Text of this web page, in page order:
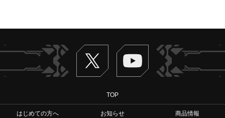
Twitter ヴァンガードch
TOP
はじめての方へ お知らせ
商品情報